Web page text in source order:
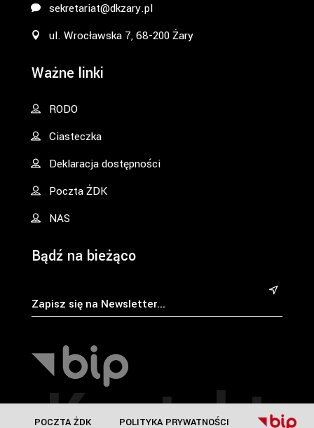
POLITYKA PRYWATNOŚCI
POCZTA ŻDK
sekretariat@dkzary.pl
ul. Wrocławska 7, 68-200 Żary
Ważne linki
RODO
Ciasteczka
Deklaracja dostępności
Poczta ŻDK
NAS
Bądź na bieżąco
&